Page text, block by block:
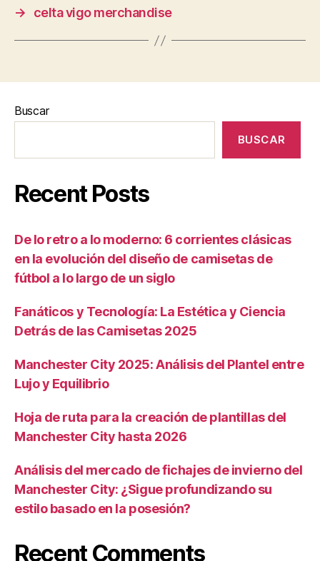
→
celta vigo merchandise
Buscar
BUSCAR
Recent Posts
De lo retro a lo moderno: 6 corrientes clásicas
en la evolución del diseño de camisetas de
fútbol a lo largo de un siglo
Fanáticos y Tecnología: La Estética y Ciencia
Detrás de las Camisetas 2025
Manchester City 2025: Análisis del Plantel entre
Lujo y Equilibrio
Hoja de ruta para la creación de plantillas del
Manchester City hasta 2026
Análisis del mercado de fichajes de invierno del
Manchester City: ¿Sigue profundizando su
estilo basado en la posesión?
Recent Comments